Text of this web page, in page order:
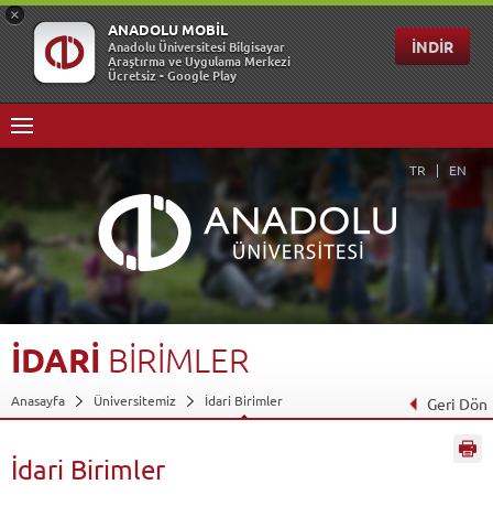
TR EN
İDARİ BİRİMLER
Anasayfa Üniversitemiz İdari Birimler Geri Dön
İdari Birimler